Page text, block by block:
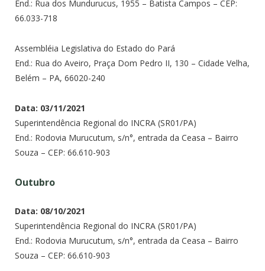
End.: Rua dos Mundurucus, 1955 – Batista Campos – CEP:
66.033-718
Assembléia Legislativa do Estado do Pará
End.: Rua do Aveiro, Praça Dom Pedro II, 130 – Cidade Velha,
Belém – PA, 66020-240
Data: 03/11/2021
Superintendência Regional do INCRA (SR01/PA)
End.: Rodovia Murucutum, s/n°, entrada da Ceasa – Bairro
Souza – CEP: 66.610-903
Outubro
Data: 08/10/2021
Superintendência Regional do INCRA (SR01/PA)
End.: Rodovia Murucutum, s/n°, entrada da Ceasa – Bairro
Souza – CEP: 66.610-903